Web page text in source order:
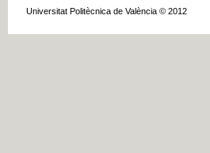
Universitat Politècnica de València © 2012